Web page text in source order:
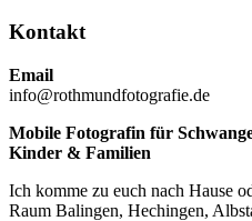
Kontakt
Email
info@rothmundfotografie.de
Mobile Fotografin für
Kinder & Familien
Ich komme zu euch nach Hause
Raum Balingen, Hechingen,